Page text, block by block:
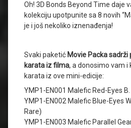
Oh! 3D Bonds Beyond Time daje
kolekciju upotpunite sa 8 novih
je i još nekoliko iznenađenja!
Svaki paketić Movie Packa sadrži
karata iz filma, a donosimo vam i
karata iz ove mini-edicije:
YMP1-EN001 Malefic Red-Eyes
YMP1-EN002 Malefic Blue-Eyes
Rare)
YMP1-EN003 Malefic Parallel